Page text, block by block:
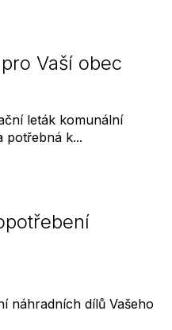
Vaší obec
leták komunální
potřebná k...
náhradních dílů Vašeho